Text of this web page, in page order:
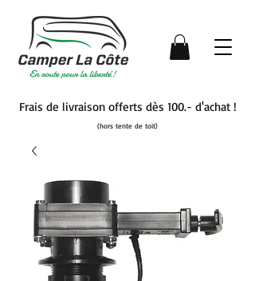
Frais de livraison offerts dès 100.- d'achat !
(hors tente de toit)